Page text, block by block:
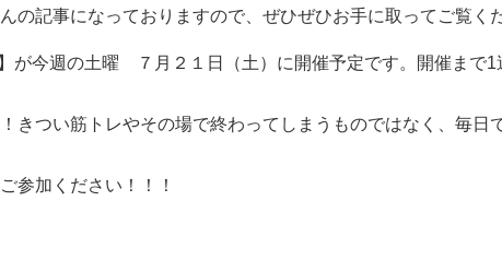
記事になっておりますので、ぜひぜひお手に取ってご覧く
が今週の土曜 ７月２１日（土）に開催予定です。開催まで1
きつい筋トレやその場で終わってしまうものではなく、毎日
参加ください！！！